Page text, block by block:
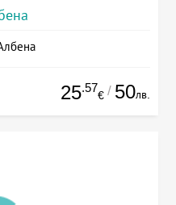
25.57
€ / 50лв.